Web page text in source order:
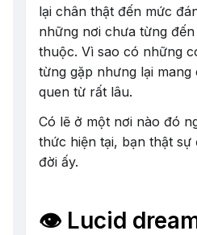
lại chân thật đến mức
những nơi chưa từng
thuộc. Vì sao có những
từng gặp nhưng lại mang
quen từ rất lâu.
Có lẽ ở một nơi nào đó
thức hiện tại, bạn thật sự
đời ấy.
👁️ Lucid